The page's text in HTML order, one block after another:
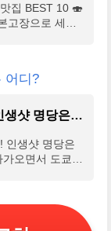
집 BEST 10 🍣
고장으로 세계
어디?
최신판 도쿄 벚꽃 여행, 인생샷 명당은 어디?
인생샷 명당은
오면서 도쿄의